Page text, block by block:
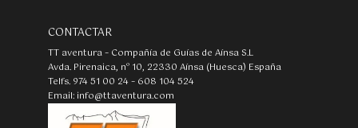
CONTACTAR
TT aventura – Compañía de Guías de Aínsa S.L
Avda. Pirenaica, nº 10, 22330 Aínsa (Huesca) España
Telfs. 974 51 00 24 – 608 104 524
Email: info@ttaventura.com